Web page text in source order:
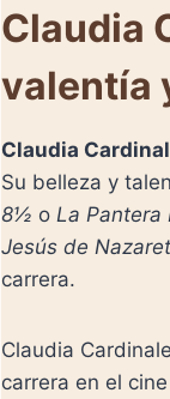
Claudia
valentía
Claudia
Su belleza y
8½ o La Pantera
Jesús de Nazaret
carrera.
Claudia
carrera en el